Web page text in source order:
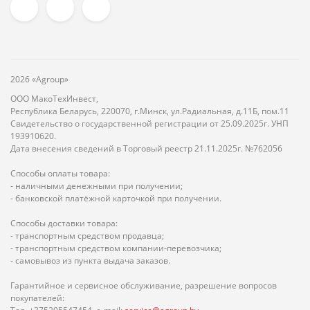
2026 «Agroup»
ООО МакоТехИнвест,
Республика Беларусь, 220070, г.Минск, ул.Радиальная, д.11Б, пом.11
Свидетельство о государственной регистрации от 25.09.2025г. УНП
193910620.
Дата внесения сведений в Торговый реестр 21.11.2025г. №762056
Способы оплаты товара:
- наличными денежными при получении;
- банковской платёжной карточкой при получении.
Способы доставки товара:
- транспортным средством продавца;
- транспортным средством компании-перевозчика;
- самовывоз из пункта выдача заказов.
Гарантийное и сервисное обслуживание, разрешение вопросов
покупателей: